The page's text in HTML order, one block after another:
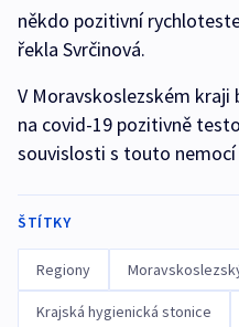
někdo pozitivní
řekla Svrčinová.
V Moravskoslezském
na covid-19 pozitivně
souvislosti s touto nemocí
ŠTÍTKY
Regiony
Krajská hygienická stonice